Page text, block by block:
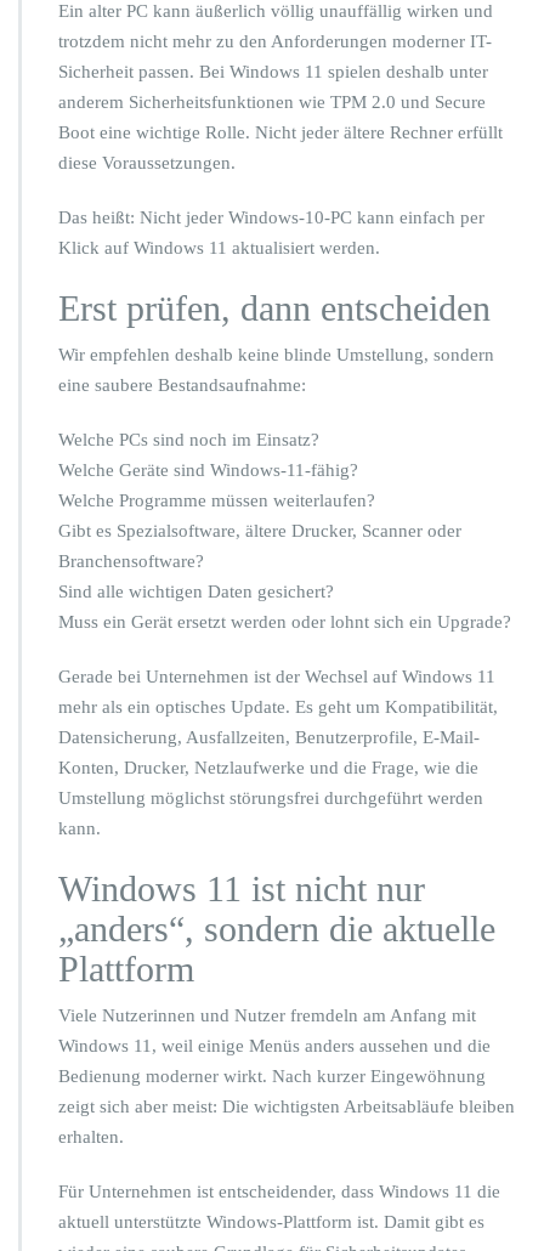
e
h
e
s
o
Ein alter PC kann äußerlich völlig unauffällig wirken und
trotzdem nicht mehr zu den Anforderungen moderner IT-
Sicherheit passen. Bei Windows 11 spielen deshalb unter
anderem Sicherheitsfunktionen wie TPM 2.0 und Secure
Boot eine wichtige Rolle. Nicht jeder ältere Rechner erfüllt
diese Voraussetzungen.
Das heißt: Nicht jeder Windows-10-PC kann einfach per
Klick auf Windows 11 aktualisiert werden.
Erst prüfen, dann entscheiden
Wir empfehlen deshalb keine blinde Umstellung, sondern
eine saubere Bestandsaufnahme:
Welche PCs sind noch im Einsatz?
Welche Geräte sind Windows-11-fähig?
Welche Programme müssen weiterlaufen?
Gibt es Spezialsoftware, ältere Drucker, Scanner oder
Branchensoftware?
Sind alle wichtigen Daten gesichert?
Muss ein Gerät ersetzt werden oder lohnt sich ein Upgrade?
Gerade bei Unternehmen ist der Wechsel auf Windows 11
mehr als ein optisches Update. Es geht um Kompatibilität,
Datensicherung, Ausfallzeiten, Benutzerprofile, E-Mail-
Konten, Drucker, Netzlaufwerke und die Frage, wie die
Umstellung möglichst störungsfrei durchgeführt werden
kann.
Windows 11 ist nicht nur
„anders“, sondern die aktuelle
Plattform
Viele Nutzerinnen und Nutzer fremdeln am Anfang mit
Windows 11, weil einige Menüs anders aussehen und die
Bedienung moderner wirkt. Nach kurzer Eingewöhnung
zeigt sich aber meist: Die wichtigsten Arbeitsabläufe bleiben
erhalten.
Für Unternehmen ist entscheidender, dass Windows 11 die
aktuell unterstützte Windows-Plattform ist. Damit gibt es